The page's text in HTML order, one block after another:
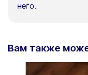
него.
Вам также